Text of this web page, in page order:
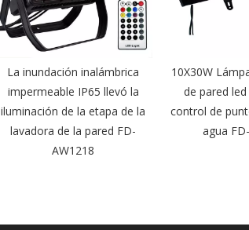
La inundación inalámbrica
impermeable IP65 llevó la
iluminación de la etapa de la
lavadora de la pared FD-
AW1218
10X30W
de pared
control de
agua